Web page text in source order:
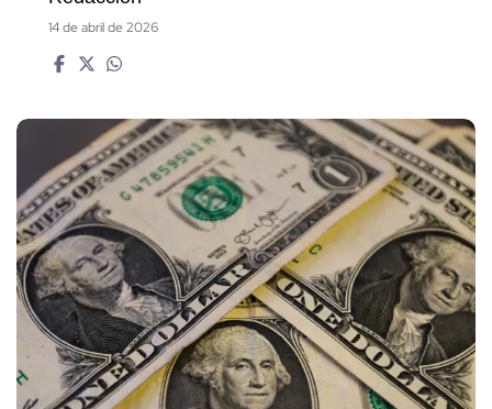
14 de abril de 2026